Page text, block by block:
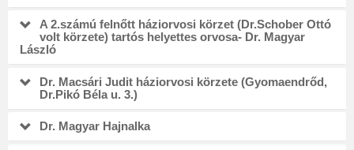
A 2.számú felnőtt háziorvosi körzet (Dr.Schober Ottó
volt körzete) tartós helyettes orvosa- Dr. Magyar
László
Dr. Macsári Judit háziorvosi körzete (Gyomaendrőd,
Dr.Pikó Béla u. 3.)
Dr. Magyar Hajnalka